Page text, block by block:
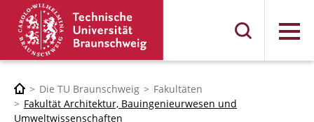
Menü
Die TU Braunschweig
Fakultäten
Fakultät Architektur, Bauingenieurwesen und
Umweltwissenschaften